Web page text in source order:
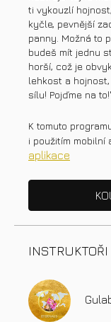
ti vykouzlí
kyčle, pevnější
panny. Možná to
budeš mít jednu
horší, což je
lehkost a
sílu! Pojďme na to!"
K tomuto
i použitím mobilní
aplikace
INSTRUKTOŘI